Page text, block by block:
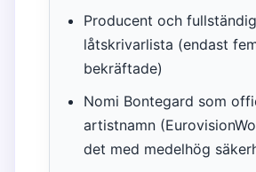
Producent och fullständig
låtskrivarlista (endast
bekräftade)
Nomi Bontegard som
artistnamn
det med medelhög